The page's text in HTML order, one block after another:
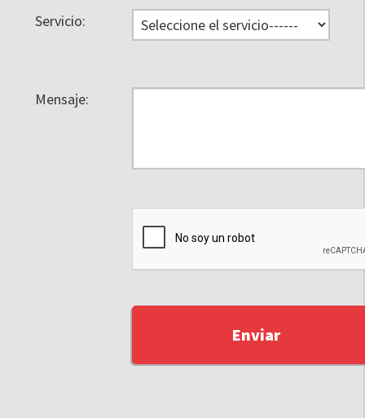
Servicio:
Mensaje: